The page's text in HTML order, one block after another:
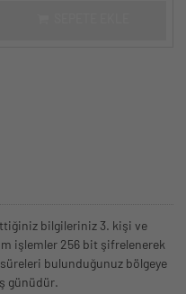
bilgileriniz 3. kişi ve
işlemler 256 bit şifrelenerek
bulunduğunuz bölgeye
günüdür.